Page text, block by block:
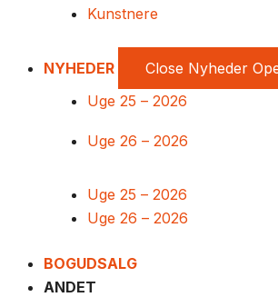
Kunstnere
NYHEDER Close Nyheder
Uge 25 – 2026
Uge 26 – 2026
Uge 25 – 2026
Uge 26 – 2026
BOGUDSALG
ANDET